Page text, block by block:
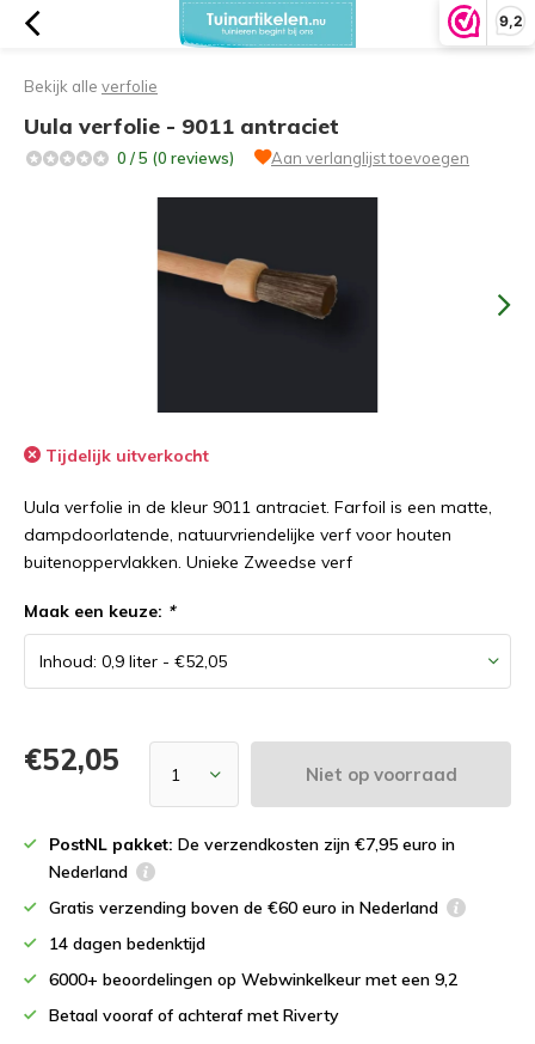
9,2
Bekijk alle verfolie
Uula verfolie - 9011 antraciet
0 / 5 (0 reviews) Aan verlanglijst toevoegen
Tijdelijk uitverkocht
Uula verfolie in de kleur 9011 antraciet. Farfoil is een matte,
dampdoorlatende, natuurvriendelijke verf voor houten
buitenoppervlakken. Unieke Zweedse verf
Maak een keuze: *
€52,05 Niet op voorraad
PostNL pakket: De verzendkosten zijn €7,95 euro in
Nederland
Gratis verzending boven de €60 euro in Nederland
14 dagen bedenktijd
6000+ beoordelingen op Webwinkelkeur met een 9,2
Betaal vooraf of achteraf met Riverty